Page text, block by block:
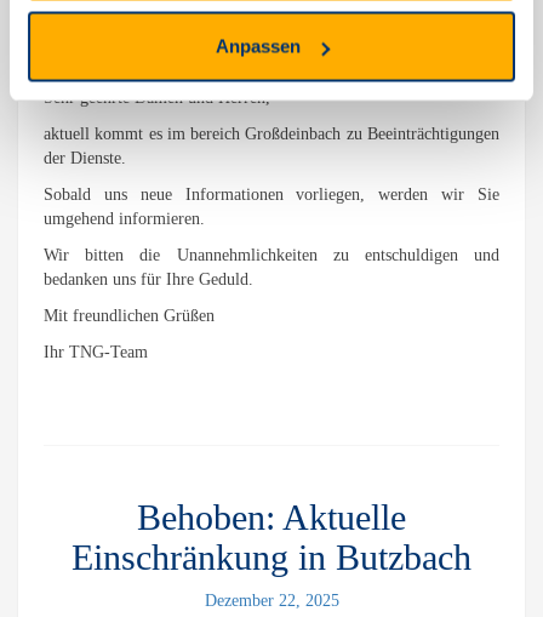
Anpassen
Sehr geehrte Damen und Herren,
aktuell kommt es im bereich Großdeinbach zu Beeinträchtigungen
der Dienste.
Sobald uns neue Informationen vorliegen, werden wir Sie
umgehend informieren.
Wir bitten die Unannehmlichkeiten zu entschuldigen und
bedanken uns für Ihre Geduld.
Mit freundlichen Grüßen
Ihr TNG-Team
Behoben: Aktuelle
Einschränkung in Butzbach
Dezember 22, 2025